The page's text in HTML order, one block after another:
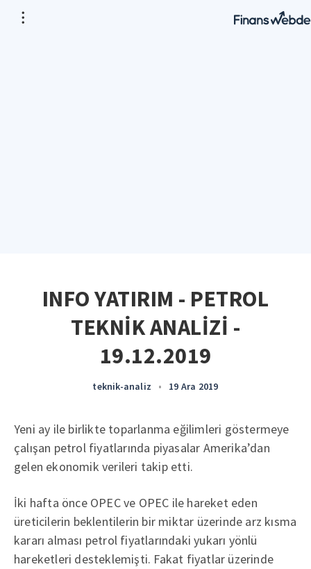
INFO YATIRIM - PETROL
TEKNİK ANALİZİ -
19.12.2019
teknik-analiz • 19 Ara 2019
Yeni ay ile birlikte toparlanma eğilimleri göstermeye
çalışan petrol fiyatlarında piyasalar Amerika’dan
gelen ekonomik verileri takip etti.
İki hafta önce OPEC ve OPEC ile hareket eden
üreticilerin beklentilerin bir miktar üzerinde arz kısma
kararı alması petrol fiyatlarındaki yukarı yönlü
hareketleri desteklemişti. Fakat fiyatlar üzerinde